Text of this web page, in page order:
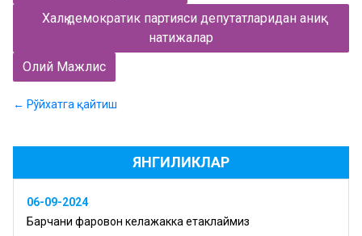
Халқ демократик партияси депутатларидан аниқ
натижалар
Олий Мажлис
← Рўйхатга қайтиш
ЯНГИЛИКЛАР
06-09-2024
Барчани фаровон келажакка етаклаймиз